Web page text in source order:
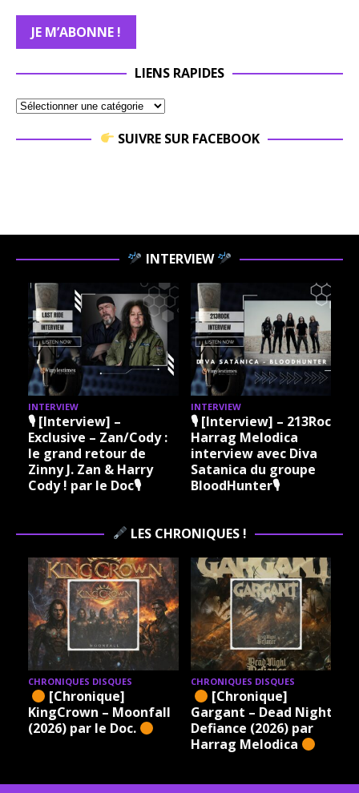
LIENS RAPIDES
SUIVRE SUR FACEBOOK
INTERVIEW
INTERVIEW
🎙 [Interview] – 213Rock
Harrag Melodica &
Madama Rock – Sylvie
Grare 20 07 2026
Vinylestimes Classic
INTERVIEW
🎙 [Interview] – 213Rock
Harrag Melodica Live
interview avec Hannes
Braun du groupe Kissin
Dynamite 🎙
LES CHRONIQUES !
CHRONIQUES DISQUES
[Chronique]
Constancia – The Next
Step (2026) par le Doc.
CHRONIQUES DISQUES
[Chronique]
Xandria – Eclipse (2026)
par le Doc.